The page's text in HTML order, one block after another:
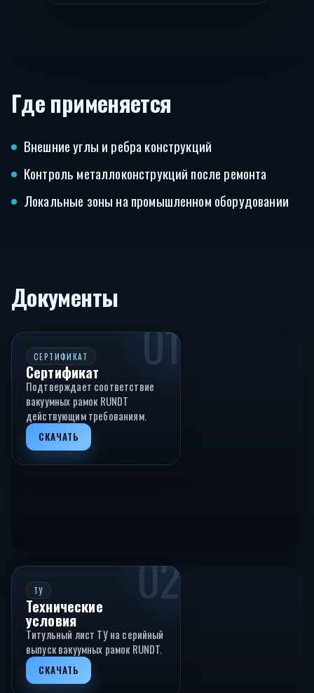
Где применяется
Внешние углы и ребра конструкций
Контроль металлоконструкций после ремонта
Локальные зоны на промышленном оборудовании
Документы
01
СЕРТИФИКАТ
Сертификат
Подтверждает соответствие
вакуумных рамок RUNDT
действующим требованиям.
СКАЧАТЬ
02
ТУ
Технические
условия
Титульный лист ТУ на серийный
выпуск вакуумных рамок RUNDT.
СКАЧАТЬ